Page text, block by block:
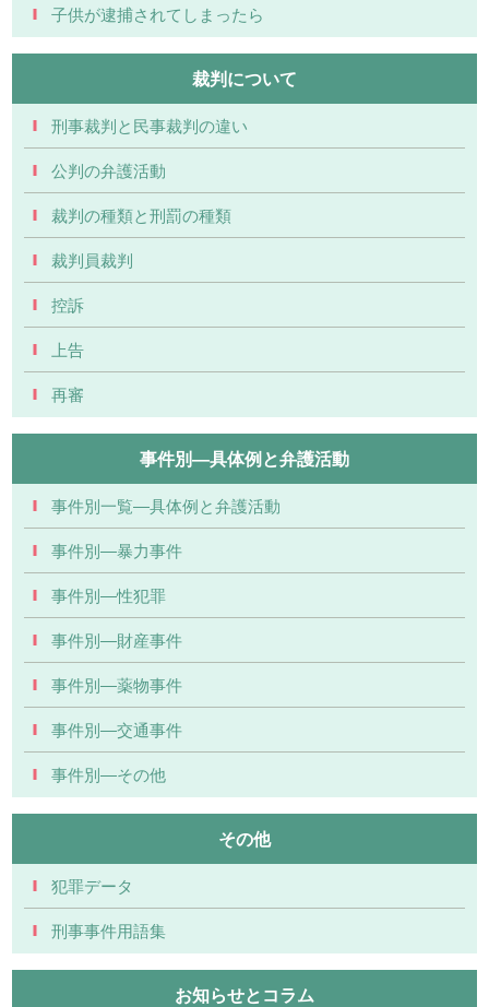
子供が逮捕されてしまったら
裁判について
刑事裁判と民事裁判の違い
公判の弁護活動
裁判の種類と刑罰の種類
裁判員裁判
控訴
上告
再審
事件別―具体例と弁護活動
事件別一覧―具体例と弁護活動
事件別―暴力事件
事件別―性犯罪
事件別―財産事件
事件別―薬物事件
事件別―交通事件
事件別―その他
その他
犯罪データ
刑事事件用語集
お知らせとコラム